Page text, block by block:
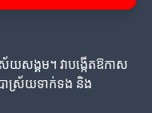
យសង្គម។ វាបង្កើតឱកាស
ាស្រ័យទាក់ទង និង